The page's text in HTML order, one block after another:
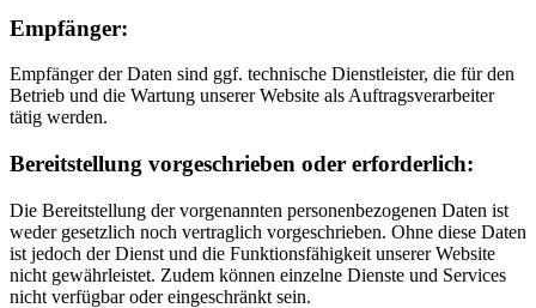
Empfänger:
Empfänger der Daten sind ggf. technische Dienstleister, die für den
Betrieb und die Wartung unserer Website als Auftragsverarbeiter
tätig werden.
Bereitstellung vorgeschrieben oder erforderlich:
Die Bereitstellung der vorgenannten personenbezogenen Daten ist
weder gesetzlich noch vertraglich vorgeschrieben. Ohne diese Daten
ist jedoch der Dienst und die Funktionsfähigkeit unserer Website
nicht gewährleistet. Zudem können einzelne Dienste und Services
nicht verfügbar oder eingeschränkt sein.